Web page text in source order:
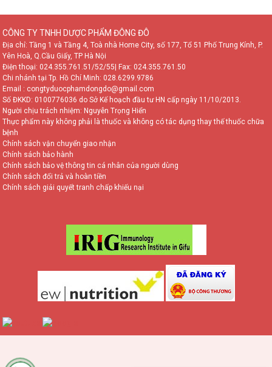
CÔNG TY TNHH DƯỢC PHẨM ĐÔNG ĐÔ
Địa chỉ: Tầng 1 và Tầng 4, Toà nhà Home City, số 177, Tổ 51 Phố Trung Kính, P.
Yên Hoà, Q.Cầu Giấy, TP Hà Nội
Điện thoại: 024.355.761.51/52/55
| Fax: 024.355.761.50
Chi nhánh tại Tp. Hồ Chí Minh: 028.6299.9786
Email : congtyduocphamdongdo@gmail.com
Số ĐKKD: 0100776036 do Sở Kế hoạch đầu tư HN cấp ngày 11/10/2013.
Người chịu trách nhiệm: Nguyễn Trọng Hiển
Thực phẩm này không phải là thuốc và không có tác dụng thay thế thuốc chữa
bệnh
Chính sách vận chuyển giao nhận
Chính sách bảo hành
Chính sách bảo vệ thông tin cá nhân của người dùng
Chính sách đổi trả và hoàn tiền
Chính sách giải quyết tranh chấp khiếu nại